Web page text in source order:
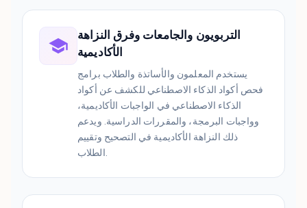
التربويون والجامعات وفرق النزاهة
الأكاديمية
يستخدم المعلمون والأساتذة والطلاب برامج
فحص أكواد الذكاء الاصطناعي للكشف عن أكواد
الذكاء الاصطناعي في الواجبات الأكاديمية،
وواجبات البرمجة، والمقررات الدراسية. ويدعم
ذلك النزاهة الأكاديمية في التصحيح وتقييم